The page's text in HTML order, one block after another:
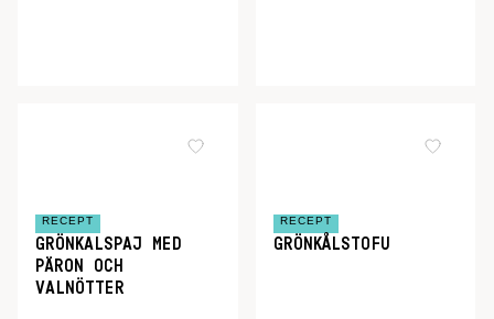
RECEPT
GRÖNKALSPAJ MED
PÄRON OCH
VALNÖTTER
RECEPT
GRÖNKÅLSTOFU